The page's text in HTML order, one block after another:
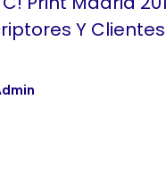
Y Clientes